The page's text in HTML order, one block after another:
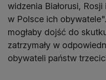
widzenia Białorusi,
w Polsce ich
mogłaby dojść do
zatrzymały w
obywateli państw